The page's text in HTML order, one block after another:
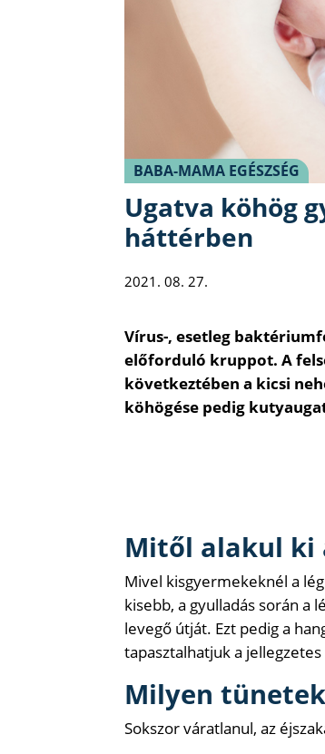
BABA-MAMA EGÉSZSÉG
Ugatva köhög
háttérben
2021. 08. 27.
Vírus-, esetleg
előforduló kruppot. A
következtében a kicsi
köhögése pedig
Mitől alakul ki
Mivel kisgyermekeknél a
kisebb, a gyulladás során a
levegő útját. Ezt pedig a
tapasztalhatjuk a
Milyen
Sokszor váratlanul, az